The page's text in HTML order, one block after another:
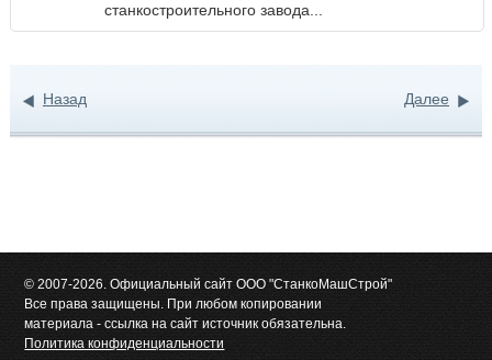
станкостроительного завода...
Назад Далее
© 2007-2026. Официальный сайт ООО "СтанкоМашСтрой"
Все права защищены. При любом копировании
материала - ссылка на сайт источник обязательна.
Политика конфиденциальности